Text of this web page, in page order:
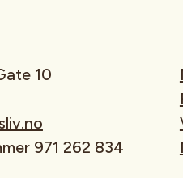
10
971 262 834